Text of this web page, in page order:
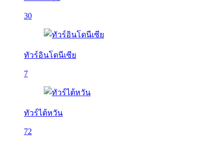
30
ทัวร์อินโดนีเซีย
7
ทัวร์ไต้หวัน
72